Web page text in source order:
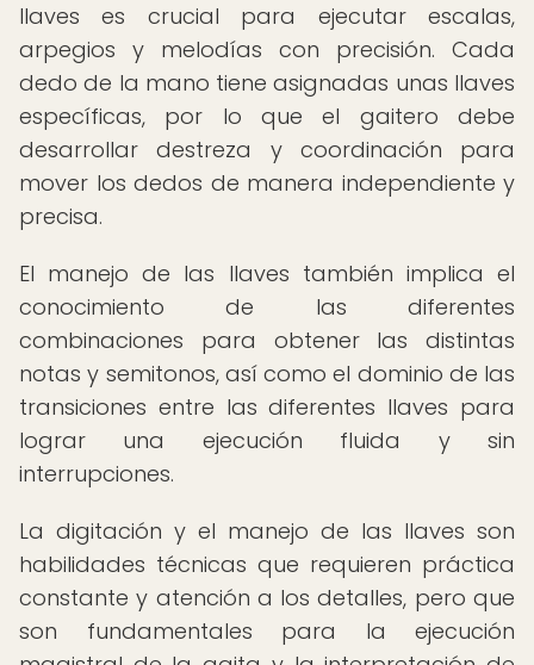
llaves es crucial para ejecutar escalas,
arpegios y melodías con precisión. Cada
dedo de la mano tiene asignadas unas llaves
específicas, por lo que el gaitero debe
desarrollar destreza y coordinación para
mover los dedos de manera independiente y
precisa.
El manejo de las llaves también implica el
conocimiento de las diferentes
combinaciones para obtener las distintas
notas y semitonos, así como el dominio de las
transiciones entre las diferentes llaves para
lograr una ejecución fluida y sin
interrupciones.
La digitación y el manejo de las llaves son
habilidades técnicas que requieren práctica
constante y atención a los detalles, pero que
son fundamentales para la ejecución